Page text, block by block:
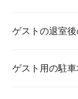
ゲストの退室
ゲスト用の駐車